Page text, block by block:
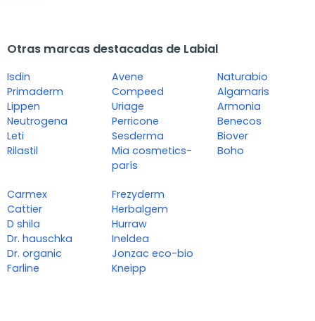
Otras marcas destacadas de Labial
Isdin
Primaderm
Lippen
Neutrogena
Leti
Rilastil
Avene
Compeed
Uriage
Perricone
Sesderma
Mia cosmetics-
parís
Naturabio
Algamaris
Armonia
Benecos
Biover
Boho
Carmex
Cattier
D shila
Dr. hauschka
Dr. organic
Farline
Frezyderm
Herbalgem
Hurraw
Ineldea
Jonzac eco-bio
Kneipp